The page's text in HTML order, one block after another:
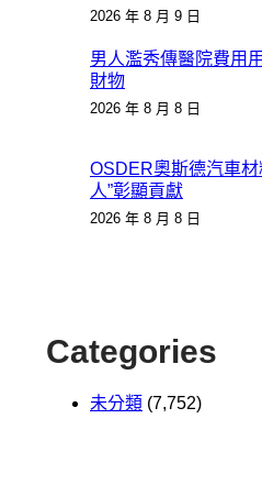
2026 年 8 月 9 日
男人濫秀傳醫院費用
財物
2026 年 8 月 8 日
OSDER奧斯德汽車
人”彰顯貢獻
2026 年 8 月 8 日
Categories
未分類 (7,752)